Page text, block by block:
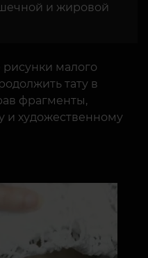
и жировой
малого
тату в
фрагменты,
и художественному